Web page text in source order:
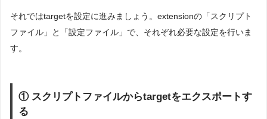
それではtargetを設定に進みましょう。extensionの「スクリプト
ファイル」と「設定ファイル」で、それぞれ必要な設定を行いま
す。
① スクリプトファイルからtargetをエクスポートす
る